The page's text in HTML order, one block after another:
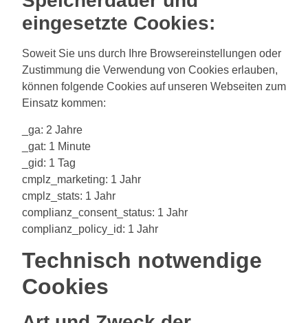
eingesetzte Cookies:
Soweit Sie uns durch Ihre Browsereinstellungen oder
Zustimmung die Verwendung von Cookies erlauben,
können folgende Cookies auf unseren Webseiten zum
Einsatz kommen:
_ga: 2 Jahre
_gat: 1 Minute
_gid: 1 Tag
cmplz_marketing: 1 Jahr
cmplz_stats: 1 Jahr
complianz_consent_status: 1 Jahr
complianz_policy_id: 1 Jahr
Technisch notwendige
Cookies